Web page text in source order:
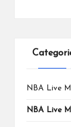
NBA Live
NBA Live